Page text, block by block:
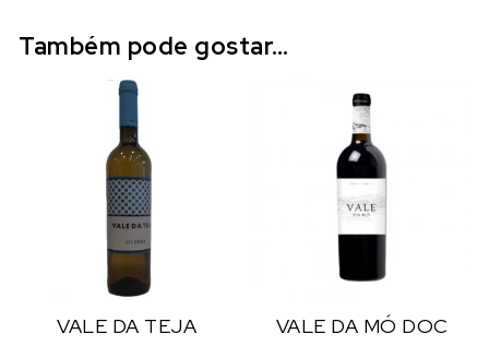
Também pode gostar…
VALE DA TEJA
VALE DA MÓ DOC